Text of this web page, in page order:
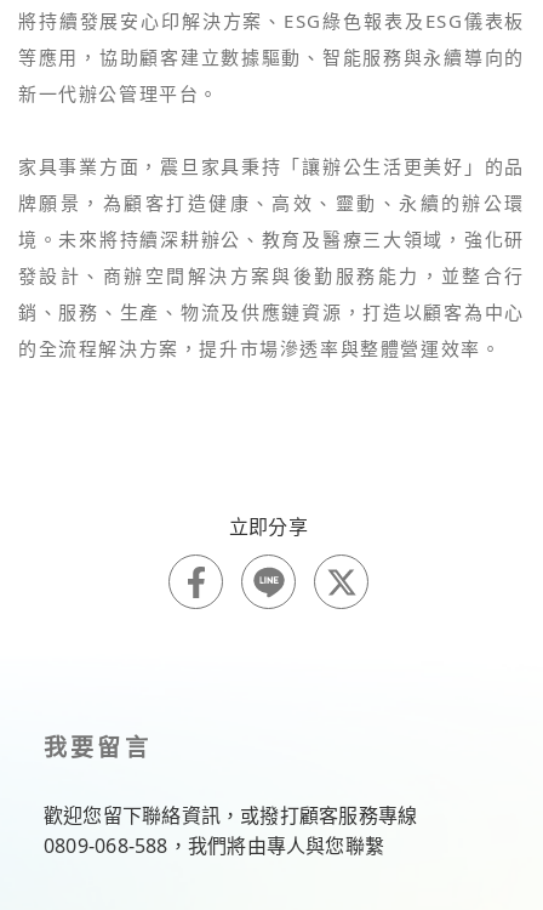
將持續發展安心印解決方案、ESG綠色報表及ESG儀表板
等應用，協助顧客建立數據驅動、智能服務與永續導向的
新一代辦公管理平台。
家具事業方面，震旦家具秉持「讓辦公生活更美好」的品
牌願景，為顧客打造健康、高效、靈動、永續的辦公環
境。未來將持續深耕辦公、教育及醫療三大領域，強化研
發設計、商辦空間解決方案與後勤服務能力，並整合行
銷、服務、生產、物流及供應鏈資源，打造以顧客為中心
的全流程解決方案，提升市場滲透率與整體營運效率。
我要留言
歡迎您留下聯絡資訊，或撥打顧客服務專線
0809-068-588 ，我們將由專人與您聯繫